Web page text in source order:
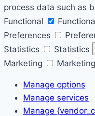
process data such as
Functional
Preferences
Statistics
Statistics
Marketing
Marketing
Manage options
Manage services
Manage